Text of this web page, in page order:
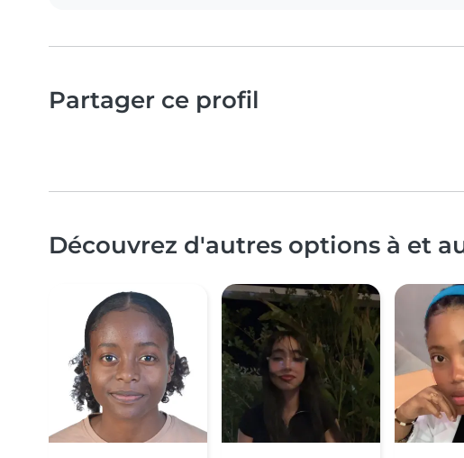
Partager ce profil
Découvrez d'autres options à et